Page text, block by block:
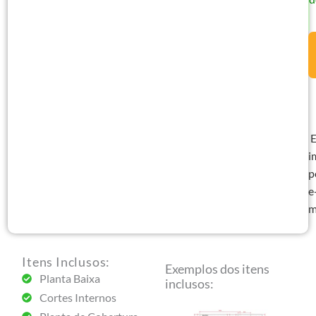
-
2
Itens Inclusos:
Planta Baixa
Cortes Internos
Exemplos dos itens
inclusos: